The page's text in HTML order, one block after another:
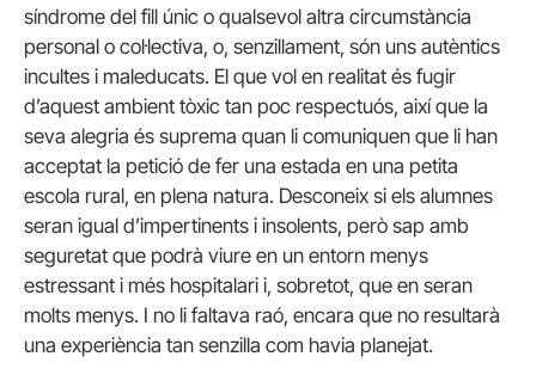
síndrome del fill únic o qualsevol altra circumstància
personal o col·lectiva, o, senzillament, són uns autèntics
incultes i maleducats. El que vol en realitat és fugir
d’aquest ambient tòxic tan poc respectuós, així que la
seva alegria és suprema quan li comuniquen que li han
acceptat la petició de fer una estada en una petita
escola rural, en plena natura. Desconeix si els alumnes
seran igual d’impertinents i insolents, però sap amb
seguretat que podrà viure en un entorn menys
estressant i més hospitalari i, sobretot, que en seran
molts menys. I no li faltava raó, encara que no resultarà
una experiència tan senzilla com havia planejat.